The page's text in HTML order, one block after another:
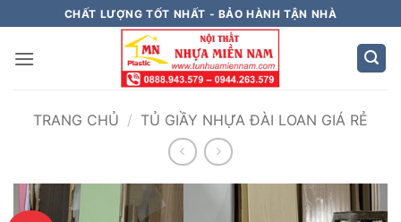
qua
nội
CHẤT LƯỢNG TỐT NHẤT - BẢO HÀNH TẬN NHÀ
TRANG CHỦ / TỦ GIẦY NHỰA ĐÀI LOAN GIÁ RẺ